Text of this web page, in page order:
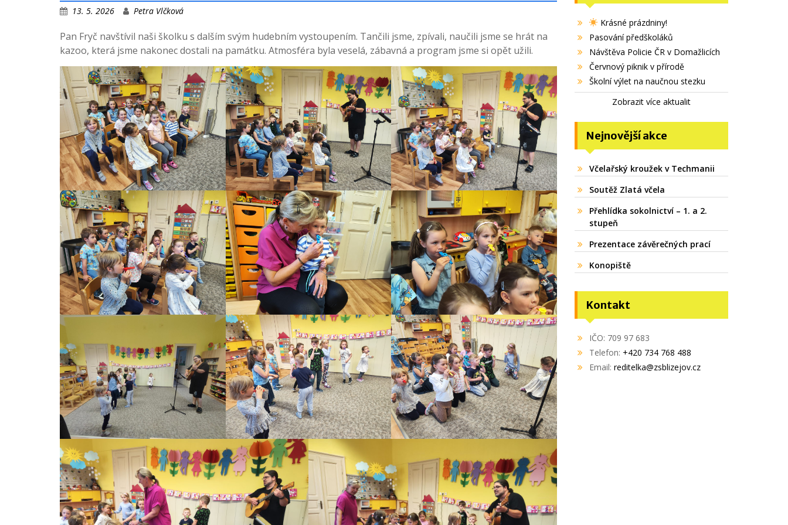
13. 5. 2026 Petra Vlčková
Pan Fryč navštívil naši školku s dalším svým hudebním vystoupením. Tančili jsme, zpívali, naučili jsme se hrát na
kazoo, která jsme nakonec dostali na památku. Atmosféra byla veselá, zábavná a program jsme si opět užili.
Krásné prázdniny!
Pasování předškoláků
Návštěva Policie ČR v Domažlicích
Červnový piknik v přírodě
Školní výlet na naučnou stezku
Zobrazit více aktualit
Nejnovější akce
Včelařský kroužek v Techmanii
Soutěž Zlatá včela
Přehlídka sokolnictví – 1. a 2.
stupeň
Prezentace závěrečných prací
Konopiště
Kontakt
IČO: 709 97 683
Telefon: +420 734 768 488
Email: reditelka@zsblizejov.cz